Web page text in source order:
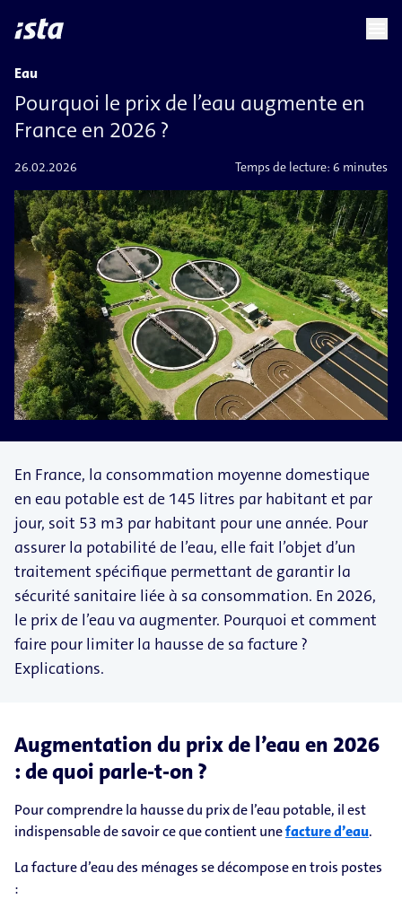
languagechevron_right
Eau
Pourquoi le prix de l’eau augmente en
France en 2026 ?
26.02.2026 Temps de lecture: 6 minutes
En France, la consommation moyenne domestique
en eau potable est de 145 litres par habitant et par
jour, soit 53 m3 par habitant pour une année. Pour
assurer la potabilité de l’eau, elle fait l’objet d’un
traitement spécifique permettant de garantir la
sécurité sanitaire liée à sa consommation. En 2026,
le prix de l’eau va augmenter. Pourquoi et comment
faire pour limiter la hausse de sa facture ?
Explications.
Augmentation du prix de l’eau en 2026
: de quoi parle-t-on ?
Pour comprendre la hausse du prix de l’eau potable, il est
indispensable de savoir ce que contient unefacture d’eau.
La facture d’eau des ménages se décompose en trois postes
: